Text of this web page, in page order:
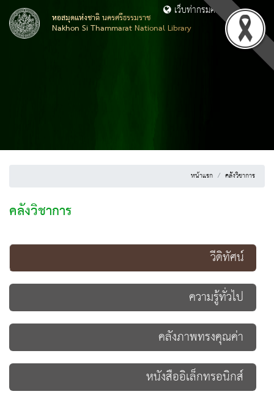
หอสมุดแห่งชาติ นครศรีธรรมราช
Nakhon Si Thammarat National Library
เว็บท่ากรมศิลปากร
หน้าแรก คลังวิชาการ
คลังวิชาการ
วีดิทัศน์
ความรู้ทั่วไป
คลังภาพทรงคุณค่า
หนังสืออิเล็กทรอนิกส์